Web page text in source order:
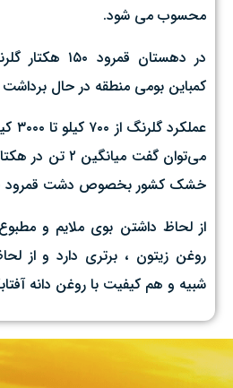
محسوب می شود.
در دهستان
کمباین بومی منطقه در حال برداشت
می‌توان گفت
خشک کشور بخصوص دشت قمرود
از لحاظ داشتن بوی ملایم و
روغن زیتون ، برتری دارد و از
شبیه و هم کیفیت با روغن دانه